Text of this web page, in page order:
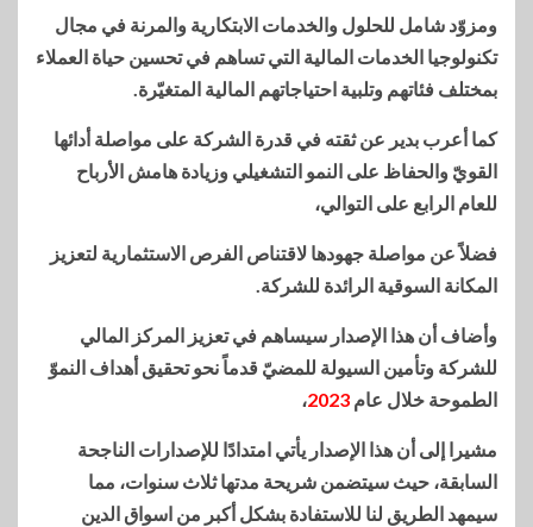
ومزوّد شامل للحلول والخدمات الابتكارية والمرنة في مجال
تكنولوجيا الخدمات المالية التي تساهم في تحسين حياة العملاء
بمختلف فئاتهم وتلبية احتياجاتهم المالية المتغيّرة.
كما أعرب بدير عن ثقته في قدرة الشركة على مواصلة أدائها
القويّ والحفاظ على النمو التشغيلي وزيادة هامش الأرباح
للعام الرابع على التوالي،
فضلاً عن مواصلة جهودها لاقتناص الفرص الاستثمارية لتعزيز
المكانة السوقية الرائدة للشركة.
وأضاف أن هذا الإصدار سيساهم في تعزيز المركز المالي
للشركة وتأمين السيولة للمضيّ قدماً نحو تحقيق أهداف النموّ
الطموحة خلال عام 2023،
مشيرا إلى أن هذا الإصدار يأتي امتدادًا للإصدارات الناجحة
السابقة، حيث سيتضمن شريحة مدتها ثلاث سنوات، مما
سيمهد الطريق لنا للاستفادة بشكل أكبر من اسواق الدين